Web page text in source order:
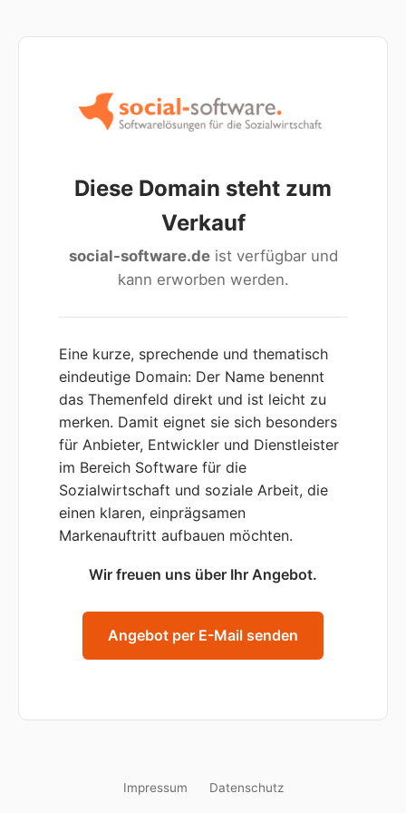
Diese Domain steht zum
Verkauf
social-software.deist verfügbar und
kann erworben werden.
Eine kurze, sprechende und thematisch
eindeutige Domain: Der Name benennt
das Themenfeld direkt und ist leicht zu
merken. Damit eignet sie sich besonders
für Anbieter, Entwickler und Dienstleister
im Bereich Software für die
Sozialwirtschaft und soziale Arbeit, die
einen klaren, einprägsamen
Markenauftritt aufbauen möchten.
Wir freuen uns über Ihr Angebot.
Angebot per E-Mail senden
Impressum Datenschutz